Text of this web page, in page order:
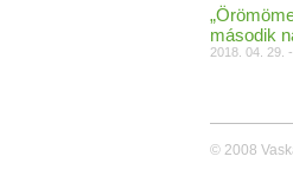
második
2018. 04. 29.
© 2008